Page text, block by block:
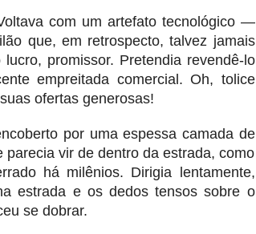
com um artefato tecnológico —
que, em retrospecto, talvez jamais
promissor. Pretendia revendê-lo
empreitada comercial. Oh, tolice
ofertas generosas!
por uma espessa camada de
vir de dentro da estrada, como
há milênios. Dirigia lentamente,
estrada e os dedos tensos sobre o
se dobrar.